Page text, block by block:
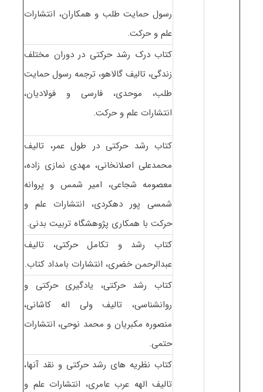
رسول حمایت طلب و همکاران، انتشارات
علم و حرکت.
کتاب درک رشد حرکتی در دوران مختلف
زندگی، تالیف گالاهو، ترجمه رسول حمایت
طلب، موحدی، فارسی و فولادیان،
انتشارات علم و حرکت.
کتاب رشد حرکتی در طول عمر، تالیف
محمدعلی اصلانخانی، مهدی نمازی زاده،
معصومه شجاعی، امیر شمس و پروانه
شمسی پور دهکردی، انتشارات علم و
حرکت با همکاری پژوهشگاه تربیت بدنی.
کتاب رشد و تکامل حرکتی، تالیف
عبدالرحمن خضری، انتشارات بامداد کتاب.
کتاب رشد حرکتی، یادگیری حرکتی و
روانشناسی، تالیف ولی اله کاشانی،
منصوره مکبریان و محمد نوحی، انتشارات
حتمی.
کتاب نظریه های رشد حرکتی و نقد آنها،
تالیف الهه عرب عامری، انتشارات علم و